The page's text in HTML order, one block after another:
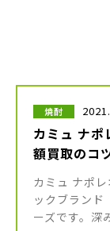
焼酎
カミュ ナポ
額買取のコ
カミュ ナポ
ックブランド
ーズです。深